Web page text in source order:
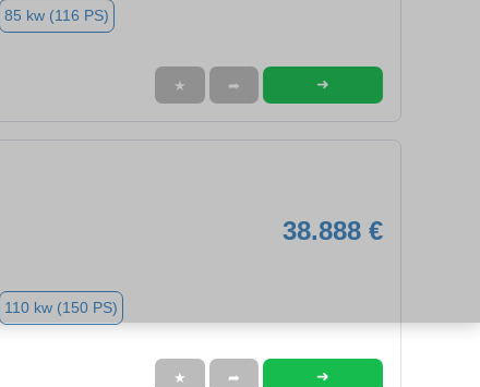
85 kw (116 PS)
★ ➦ ➜
38.888 €
110 kw (150 PS)
★ ➦ ➜